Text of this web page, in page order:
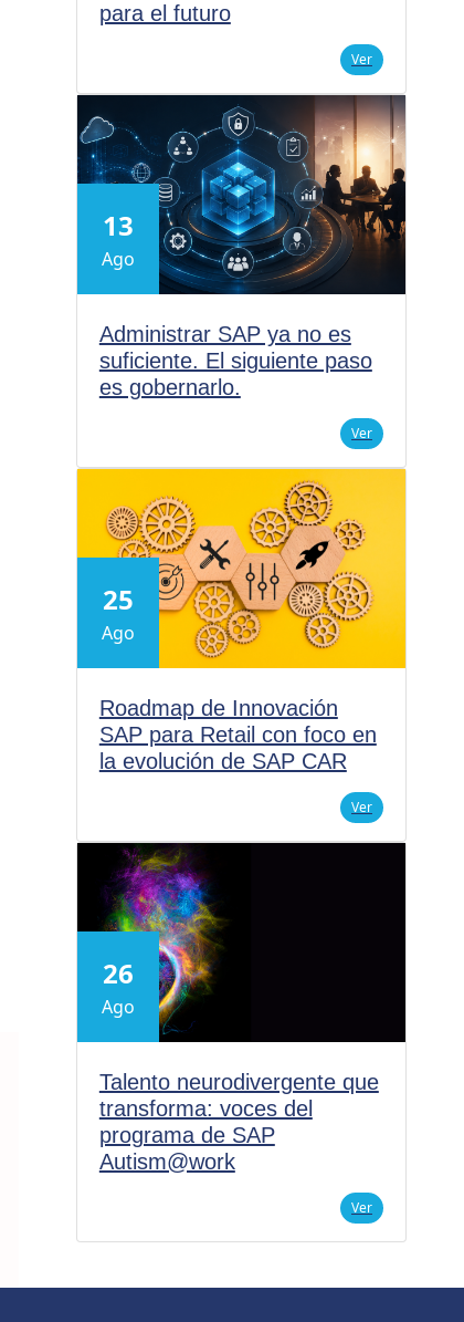
para el futuro
Ver
13
Ago
Administrar SAP ya no es
suficiente. El siguiente paso
es gobernarlo.
Ver
25
Ago
Roadmap de Innovación
SAP para Retail con foco en
la evolución de SAP CAR
Ver
26
Ago
Talento neurodivergente que
transforma: voces del
programa de SAP
Autism@work
Ver